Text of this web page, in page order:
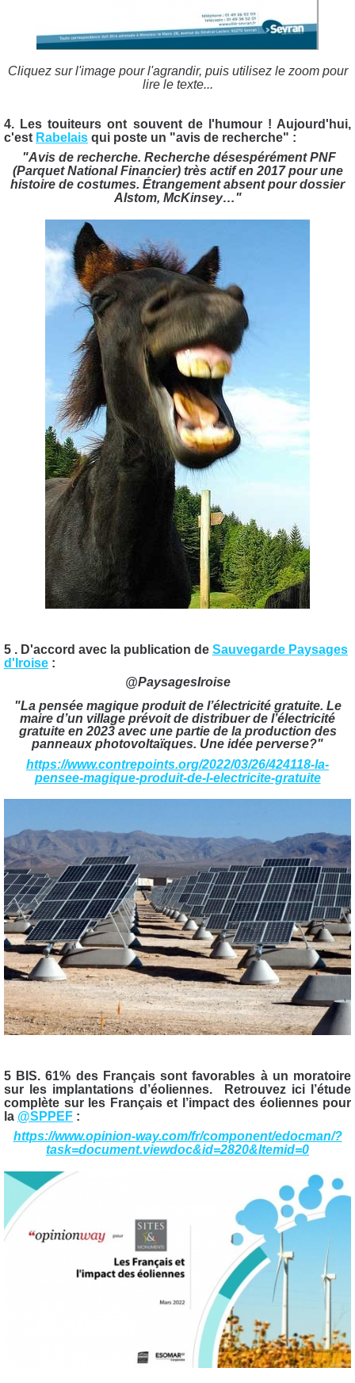
Cliquez sur l'image pour l'agrandir, puis utilisez le zoom pour
lire le texte...
4. Les touiteurs ont souvent de l'humour ! Aujourd'hui,
c'est Rabelais qui poste un "avis de recherche" :
"Avis de recherche. Recherche désespérément PNF
(Parquet National Financier) très actif en 2017 pour une
histoire de costumes. Étrangement absent pour dossier
Alstom, McKinsey…"
5 . D'accord avec la publication de Sauvegarde Paysages
d'Iroise :
@PaysagesIroise
"La pensée magique produit de l’électricité gratuite. Le
maire d’un village prévoit de distribuer de l’électricité
gratuite en 2023 avec une partie de la production des
panneaux photovoltaïques. Une idée perverse?"
https://www.contrepoints.org/2022/03/26/424118-la-
pensee-magique-produit-de-l-electricite-gratuite
5 BIS.61% des Français sont favorables à un moratoire
sur les implantations d’éoliennes.
Retrouvez ici l’étude
complète sur les Français et l’impact des éoliennes pour
la @SPPEF :
https://www.opinion-way.com/fr/component/edocman/?
task=document.viewdoc&id=2820&Itemid=0